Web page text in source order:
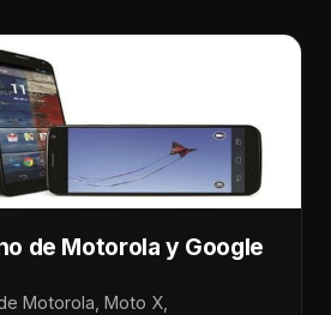
de Motorola y Google
Motorola, Moto X,